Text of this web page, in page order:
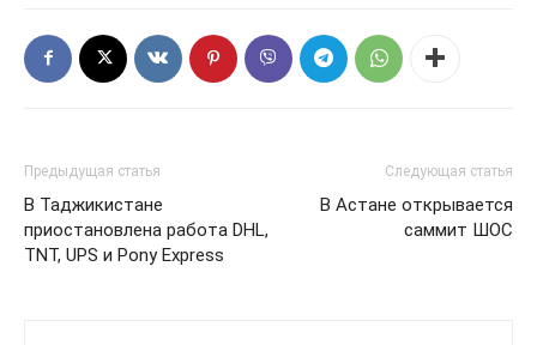
Предыдущая статья
В Таджикистане
приостановлена работа DHL,
TNT, UPS и Pony Express
Следующая статья
В Астане открывается
саммит ШОС